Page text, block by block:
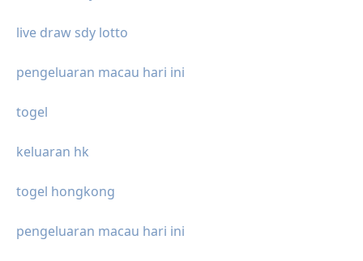
live draw sdy lotto
pengeluaran macau hari ini
togel
keluaran hk
togel hongkong
pengeluaran macau hari ini